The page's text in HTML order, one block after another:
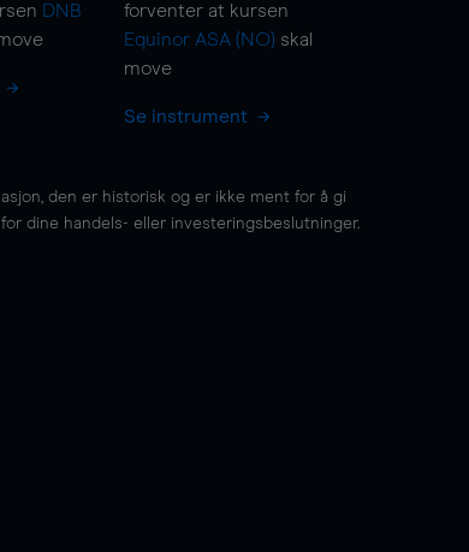
DNB
forventer at kursen
Equinor ASA (NO) skal
move
Se instrument
den er historisk og er ikke ment for å gi
dine handels- eller investeringsbeslutninger.